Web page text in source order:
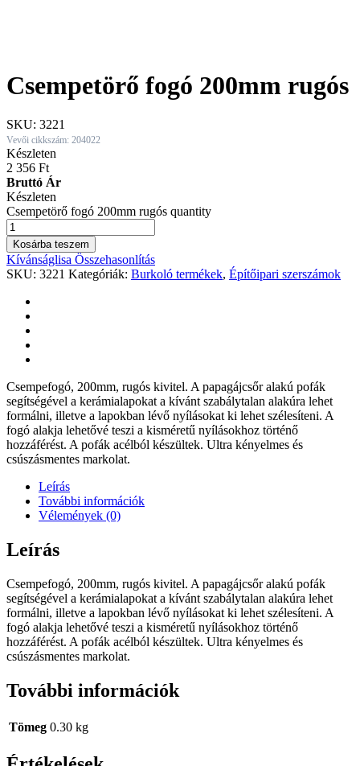
Csempetörő fogó 200mm rugós
SKU: 3221
Vevői cikkszám: 204022
Készleten
2 356 Ft
Bruttó Ár
Készleten
Csempetörő fogó 200mm rugós quantity
Kosárba teszem
Kívánságlisa Összehasonlítás
SKU: 3221 Kategóriák: Burkoló termékek, Építőipari szerszámok
Csempefogó, 200mm, rugós kivitel. A papagájcsőr alakú pofák
segítségével a kerámialapokat a kívánt szabálytalan alakúra lehet
formálni, illetve a lapokban lévő nyílásokat ki lehet szélesíteni. A
fogó alakja lehetővé teszi a kisméretű nyílásokhoz történő
hozzáférést. A pofák acélból készültek. Ultra kényelmes és
csúszásmentes markolat.
Leírás
További információk
Vélemények (0)
Leírás
Csempefogó, 200mm, rugós kivitel. A papagájcsőr alakú pofák
segítségével a kerámialapokat a kívánt szabálytalan alakúra lehet
formálni, illetve a lapokban lévő nyílásokat ki lehet szélesíteni. A
fogó alakja lehetővé teszi a kisméretű nyílásokhoz történő
hozzáférést. A pofák acélból készültek. Ultra kényelmes és
csúszásmentes markolat.
További információk
Tömeg 0.30 kg